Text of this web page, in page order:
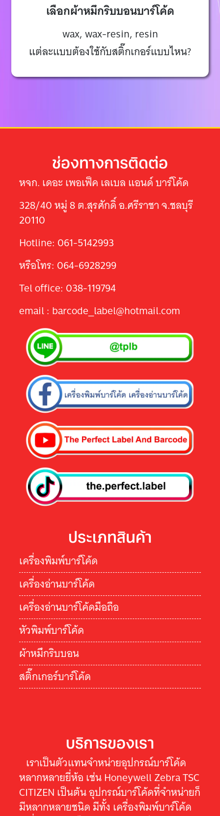
เลือกผ้าหมึกริบบอนบาร์โค้ด
wax, wax-resin, resin
แต่ละแบบต้องใช้กับสติ๊กเกอร์แบบไหน?
ช่องทางการติดต่อ
หจก. เดอะ เพอเฟ็ค เลเบล แอนด์ บาร์โค้ด
328/40 หมู่ 8 ต.สุรศักดิ์ อ.ศรีราชา จ.ชลบุรี
20110
Hotline: 061-5142993
หรือโทร: 064-6928299
Tel office: 038-119794
email : barcode_label@hotmail.com
ประเภทสินค้า
เครื่องพิมพ์บาร์โค้ด
เครื่องอ่านบาร์โค้ด
เครื่องอ่านบาร์โค้ดมือถือ
หัวพิมพ์บาร์โค้ด
ผ้าหมึกริบบอน
สติ๊กเกอร์บาร์โค้ด
บริการของเรา
เราเป็นตัวแทนจำหน่ายอุปกรณ์บาร์โค้ด
หลากหลายยี่ห้อ เช่น Honeywell Zebra TSC
CITIZEN เป็นต้น อุปกรณ์บาร์โค้ดที่จำหน่ายก็
มีหลากหลายชนิด มีทั้ง เครื่องพิมพ์บาร์โค้ด